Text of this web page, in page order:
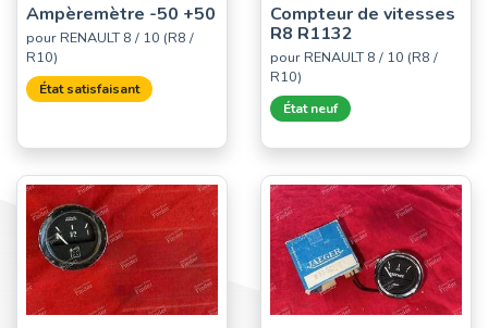
Ampèremètre -50 +50
pour RENAULT 8 / 10 (R8 /
R10)
État satisfaisant
Compteur de vitesses
R8 R1132
pour RENAULT 8 / 10 (R8 /
R10)
État neuf